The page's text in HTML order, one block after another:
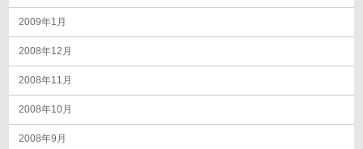
2009年1月
2008年12月
2008年11月
2008年10月
2008年9月